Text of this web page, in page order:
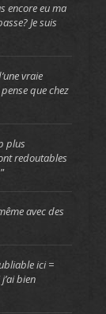
encore eu ma
Je suis
vraie
que chez
plus
redoutables
”
avec des
ici =
bien